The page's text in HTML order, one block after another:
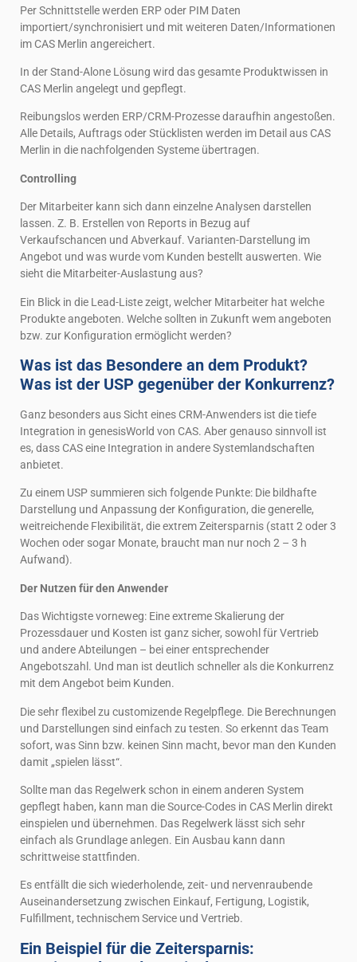
Per Schnittstelle werden ERP oder PIM Daten
importiert/synchronisiert und mit weiteren Daten/Informationen
im CAS Merlin angereichert.
In der Stand-Alone Lösung wird das gesamte Produktwissen in
CAS Merlin angelegt und gepflegt.
Reibungslos werden ERP/CRM-Prozesse daraufhin angestoßen.
Alle Details, Auftrags oder Stücklisten werden im Detail aus CAS
Merlin in die nachfolgenden Systeme übertragen.
Controlling
Der Mitarbeiter kann sich dann einzelne Analysen darstellen
lassen. Z. B. Erstellen von Reports in Bezug auf
Verkaufschancen und Abverkauf. Varianten-Darstellung im
Angebot und was wurde vom Kunden bestellt auswerten. Wie
sieht die Mitarbeiter-Auslastung aus?
Ein Blick in die Lead-Liste zeigt, welcher Mitarbeiter hat welche
Produkte angeboten. Welche sollten in Zukunft wem angeboten
bzw. zur Konfiguration ermöglicht werden?
Was ist das Besondere an dem Produkt?
Was ist der USP gegenüber der Konkurrenz?
Ganz besonders aus Sicht eines CRM-Anwenders ist die tiefe
Integration in genesisWorld von CAS. Aber genauso sinnvoll ist
es, dass CAS eine Integration in andere Systemlandschaften
anbietet.
Zu einem USP summieren sich folgende Punkte: Die bildhafte
Darstellung und Anpassung der Konfiguration, die generelle,
weitreichende Flexibilität, die extrem Zeitersparnis (statt 2 oder 3
Wochen oder sogar Monate, braucht man nur noch 2 – 3 h
Aufwand).
Der Nutzen für den Anwender
Das Wichtigste vorneweg: Eine extreme Skalierung der
Prozessdauer und Kosten ist ganz sicher, sowohl für Vertrieb
und andere Abteilungen – bei einer entsprechender
Angebotszahl. Und man ist deutlich schneller als die Konkurrenz
mit dem Angebot beim Kunden.
Die sehr flexibel zu customizende Regelpflege. Die Berechnungen
und Darstellungen sind einfach zu testen. So erkennt das Team
sofort, was Sinn bzw. keinen Sinn macht, bevor man den Kunden
damit „spielen lässt“.
Sollte man das Regelwerk schon in einem anderen System
gepflegt haben, kann man die Source-Codes in CAS Merlin direkt
einspielen und übernehmen. Das Regelwerk lässt sich sehr
einfach als Grundlage anlegen. Ein Ausbau kann dann
schrittweise stattfinden.
Es entfällt die sich wiederholende, zeit- und nervenraubende
Auseinandersetzung zwischen Einkauf, Fertigung, Logistik,
Fulfillment, technischem Service und Vertrieb.
Ein Beispiel für die Zeitersparnis: